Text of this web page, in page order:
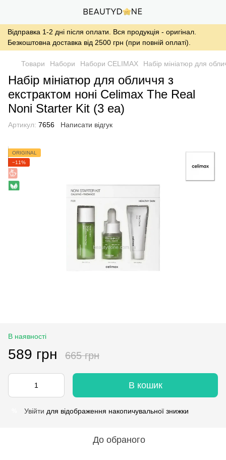
Відправка 1-2 дні після оплати. Вся продукція - оригінал.
Безкоштовна доставка від 2500 грн (при повній оплаті).
Товари Набори Набори CELIMAX Набір мініатюр для
Набір мініатюр для обличчя з
екстрактом ноні Celimax The Real
Noni Starter Kit (3 ea)
Артикул: 7656 Написати відгук
ORIGINAL
−11%
В наявності
589 грн 665 грн
В кошик
Увійти для відображення накопичувальної знижки
До обраного